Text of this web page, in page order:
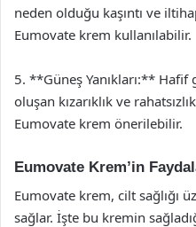
neden olduğu kaşıntı ve
Eumovate krem kullanılabilir.
5. **Güneş Yanıkları:** Hafif
oluşan kızarıklık ve
Eumovate krem önerilebilir.
Eumovate Krem’in
Eumovate krem, cilt sağlığı
sağlar. İşte bu kremin